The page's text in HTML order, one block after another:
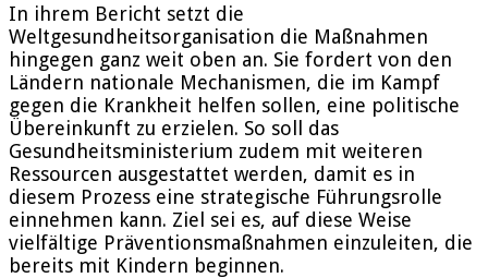
In ihrem Bericht setzt die
Weltgesundheitsorganisation die Maßnahmen
hingegen ganz weit oben an. Sie fordert von den
Ländern nationale Mechanismen, die im Kampf
gegen die Krankheit helfen sollen, eine politische
Übereinkunft zu erzielen. So soll das
Gesundheitsministerium zudem mit weiteren
Ressourcen ausgestattet werden, damit es in
diesem Prozess eine strategische Führungsrolle
einnehmen kann. Ziel sei es, auf diese Weise
vielfältige Präventionsmaßnahmen einzuleiten, die
bereits mit Kindern beginnen.